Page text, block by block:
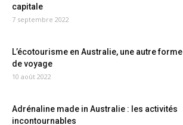
capitale
7 septembre 2022
L’écotourisme en Australie, une autre forme
de voyage
10 août 2022
Adrénaline made in Australie : les activités
incontournables